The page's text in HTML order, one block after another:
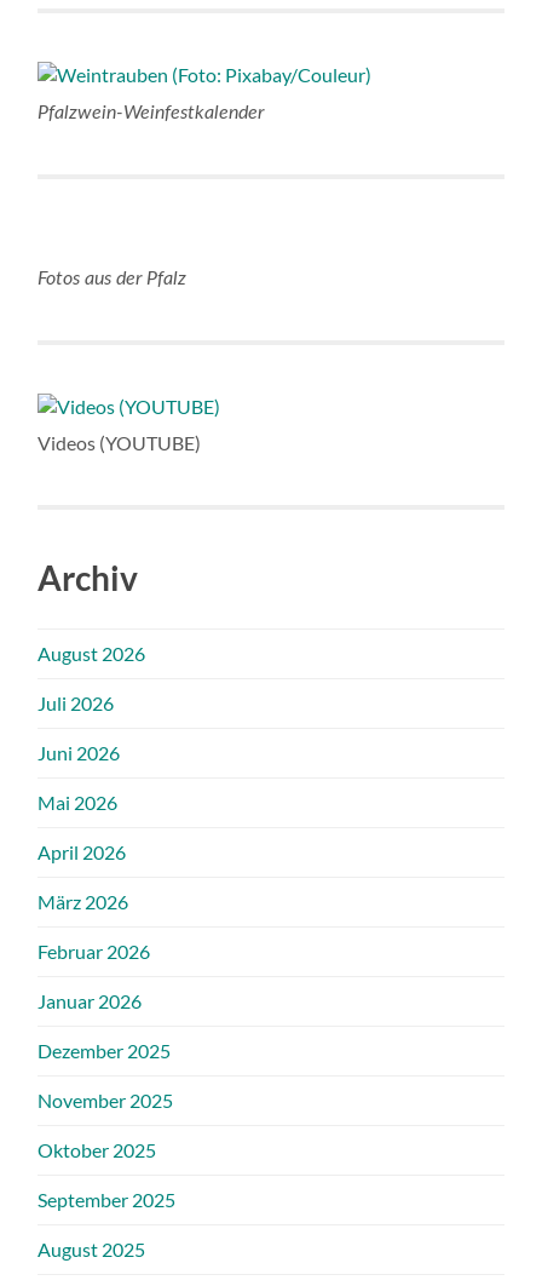
Pfalzwein-Weinfestkalender
Fotos aus der Pfalz
Videos (YOUTUBE)
Archiv
August 2026
Juli 2026
Juni 2026
Mai 2026
April 2026
März 2026
Februar 2026
Januar 2026
Dezember 2025
November 2025
Oktober 2025
September 2025
August 2025